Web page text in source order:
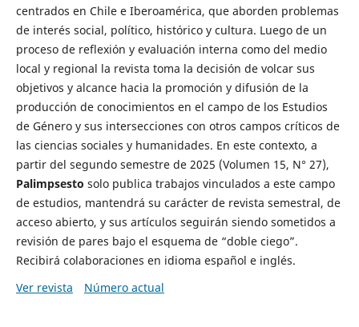
centrados en Chile e Iberoamérica, que aborden problemas
de interés social, político, histórico y cultura. Luego de un
proceso de reflexión y evaluación interna como del medio
local y regional la revista toma la decisión de volcar sus
objetivos y alcance hacia la promoción y difusión de la
producción de conocimientos en el campo de los Estudios
de Género y sus intersecciones con otros campos críticos de
las ciencias sociales y humanidades. En este contexto, a
partir del segundo semestre de 2025 (Volumen 15, N° 27),
Palimpsesto solo publica trabajos vinculados a este campo
de estudios, mantendrá su carácter de revista semestral, de
acceso abierto, y sus artículos seguirán siendo sometidos a
revisión de pares bajo el esquema de “doble ciego”.
Recibirá colaboraciones en idioma español e inglés.
Ver revista
Número actual